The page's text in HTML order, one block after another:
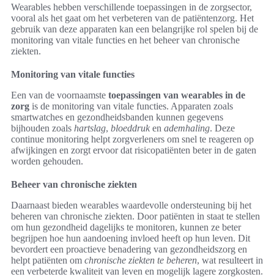
Wearables hebben verschillende toepassingen in de zorgsector,
vooral als het gaat om het verbeteren van de patiëntenzorg. Het
gebruik van deze apparaten kan een belangrijke rol spelen bij de
monitoring van vitale functies en het beheer van chronische
ziekten.
Monitoring van vitale functies
Een van de voornaamste toepassingen van wearables in de
zorg is de monitoring van vitale functies. Apparaten zoals
smartwatches en gezondheidsbanden kunnen gegevens
bijhouden zoals hartslag, bloeddruk en ademhaling. Deze
continue monitoring helpt zorgverleners om snel te reageren op
afwijkingen en zorgt ervoor dat risicopatiënten beter in de gaten
worden gehouden.
Beheer van chronische ziekten
Daarnaast bieden wearables waardevolle ondersteuning bij het
beheren van chronische ziekten. Door patiënten in staat te stellen
om hun gezondheid dagelijks te monitoren, kunnen ze beter
begrijpen hoe hun aandoening invloed heeft op hun leven. Dit
bevordert een proactieve benadering van gezondheidszorg en
helpt patiënten om chronische ziekten te beheren, wat resulteert in
een verbeterde kwaliteit van leven en mogelijk lagere zorgkosten.